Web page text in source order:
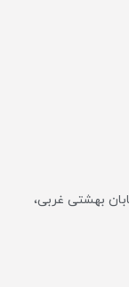
بهشتی غربی،